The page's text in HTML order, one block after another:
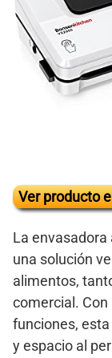
Ver producto
La envasadora
una solución
alimentos,
comercial.
funciones,
y espacio al